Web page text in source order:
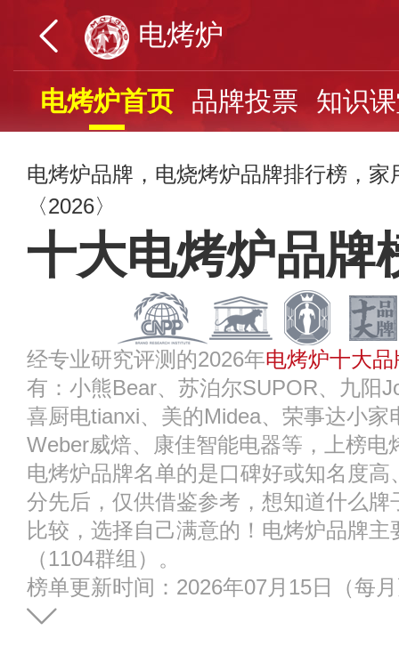
电烤炉
电烤炉首页 品牌投票 知识
电烤炉品牌，电烧烤炉品牌排行榜，
〈2026〉
十大电烤炉品牌
经专业研究评测的2026年电烤炉十大
有：小熊Bear、苏泊尔SUPOR、九阳
喜厨电tianxi、美的Midea、荣事达小家
Weber威焙、康佳智能电器等，上榜电
电烤炉品牌名单的是口碑好或知名度
分先后，仅供借鉴参考，想知道什么
比较，选择自己满意的！电烤炉品牌
（1104群组）。
榜单更新时间：2026年07月15日（每